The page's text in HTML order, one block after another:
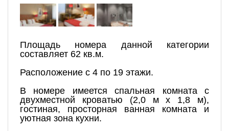
Площадь номера данной категории
составляет 62 кв.м.
Расположение с 4 по 19 этажи.
В номере имеется спальная комната с
двухместной кроватью (2,0 м х 1,8 м),
гостиная, просторная ванная комната и
уютная зона кухни.